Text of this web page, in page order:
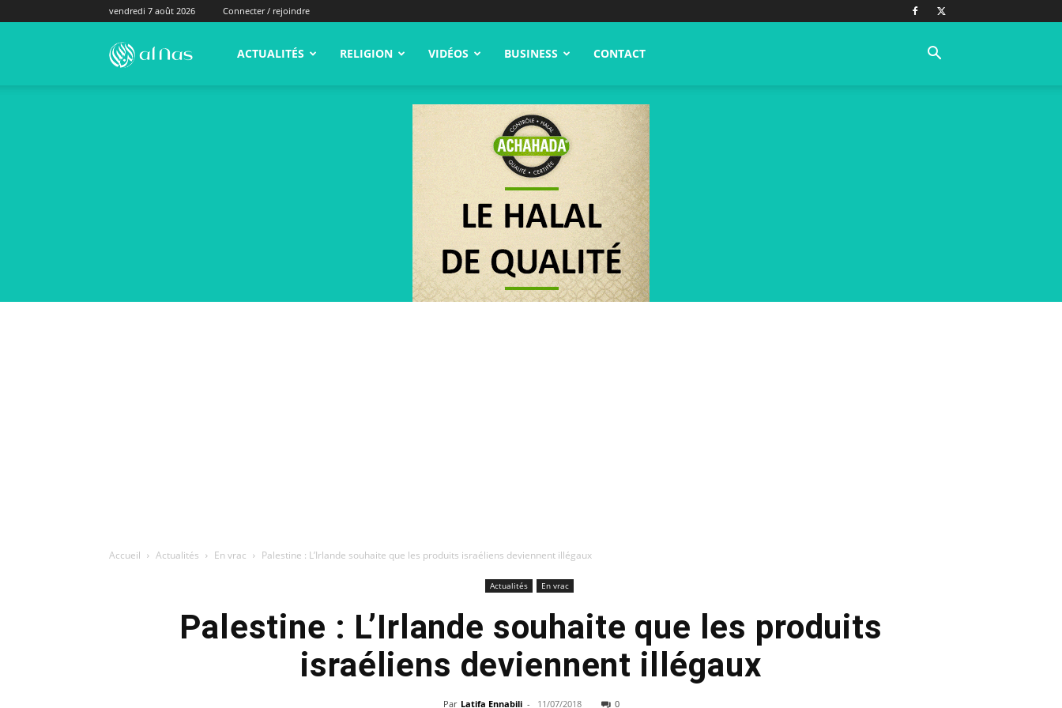
vendredi 7 août 2026 Connecter / rejoindre
alNas.fr ACTUALITÉS RELIGION VIDÉOS BUSINESS CONTACT
Accueil Actualités En vrac Palestine : L’Irlande souhaite que les produits israéliens deviennent illégaux
Actualités En vrac
Palestine : L’Irlande souhaite que les produits
israéliens deviennent illégaux
Par Latifa Ennabili - 11/07/2018 0